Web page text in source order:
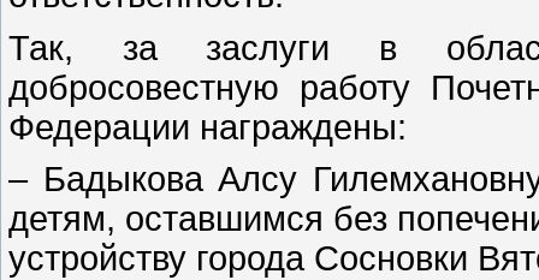
Так, за заслуги в
добросовестную работу
Федерации награждены:
– Бадыкова Алсу
детям, оставшимся без
устройству города Сосновки